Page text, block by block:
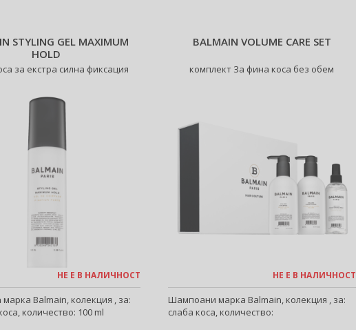
STYLING GEL MAXIMUM
HOLD
за екстра силна фиксация
НЕ Е В НАЛИЧНОСТ
марка Balmain, колекция , за:
количество: 100 ml
BALMAIN VOLUME CARE SET
комплект За фина коса без обем
НЕ Е В НАЛИЧНОСТ
Шампоани марка Balmain, колекция , за:
слаба коса, количество: